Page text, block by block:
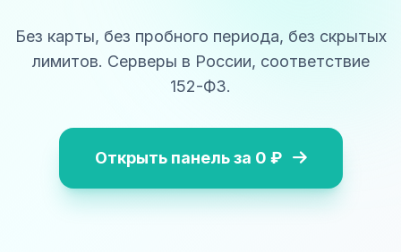
Без карты, без пробного периода, без скрытых
лимитов. Серверы в России, соответствие
152-ФЗ.
Открыть панель за 0 ₽